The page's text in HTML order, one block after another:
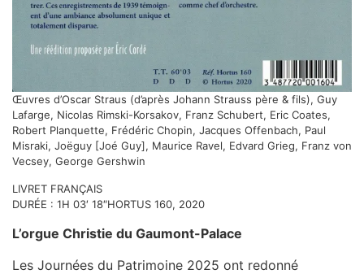
Œuvres d’Oscar Straus (d’après Johann Strauss père & fils), Guy
Lafarge, Nicolas Rimski-Korsakov, Franz Schubert, Eric Coates,
Robert Planquette, Frédéric Chopin, Jacques Offenbach, Paul
Misraki, Joëguy [Joé Guy], Maurice Ravel, Edvard Grieg, Franz von
Vecsey, George Gershwin
LIVRET FRANÇAIS
DURÉE : 1H 03′ 18″HORTUS 160, 2020
L’orgue Christie du Gaumont-Palace
Les Journées du Patrimoine 2025 ont redonné